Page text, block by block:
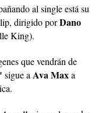
al single está su
dirigido porDano
King).
que vendrán de
sigue a Ava Maxa